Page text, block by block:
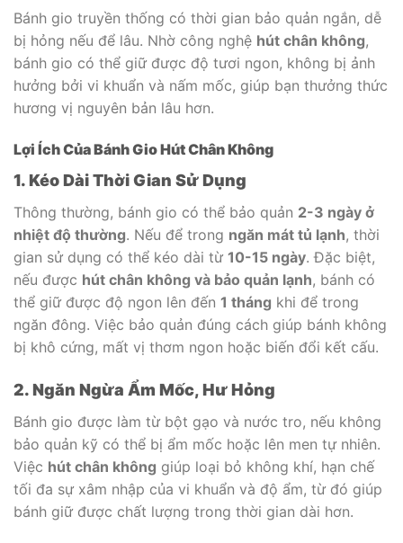
Bánh gio truyền thống có thời gian bảo quản ngắn, dễ
bị hỏng nếu để lâu. Nhờ công nghệ hút chân không,
bánh gio có thể giữ được độ tươi ngon, không bị ảnh
hưởng bởi vi khuẩn và nấm mốc, giúp bạn thưởng thức
hương vị nguyên bản lâu hơn.
Lợi Ích Của Bánh Gio Hút Chân Không
1. Kéo Dài Thời Gian Sử Dụng
Thông thường, bánh gio có thể bảo quản 2-3 ngày ở
nhiệt độ thường. Nếu để trong ngăn mát tủ lạnh, thời
gian sử dụng có thể kéo dài từ 10-15 ngày. Đặc biệt,
nếu được hút chân không và bảo quản lạnh, bánh có
thể giữ được độ ngon lên đến 1 tháng khi để trong
ngăn đông. Việc bảo quản đúng cách giúp bánh không
bị khô cứng, mất vị thơm ngon hoặc biến đổi kết cấu.
2. Ngăn Ngừa Ẩm Mốc, Hư Hỏng
Bánh gio được làm từ bột gạo và nước tro, nếu không
bảo quản kỹ có thể bị ẩm mốc hoặc lên men tự nhiên.
Việc hút chân không giúp loại bỏ không khí, hạn chế
tối đa sự xâm nhập của vi khuẩn và độ ẩm, từ đó giúp
bánh giữ được chất lượng trong thời gian dài hơn.